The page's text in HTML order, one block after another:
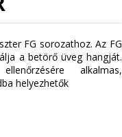
FG sorozathoz. Az FG
a betörő üveg hangját.
alkalmas,
helyezhetők